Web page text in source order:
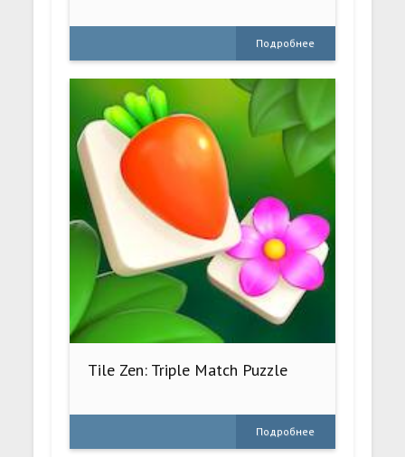
Подробнее
Tile Zen: Triple Match Puzzle
Подробнее